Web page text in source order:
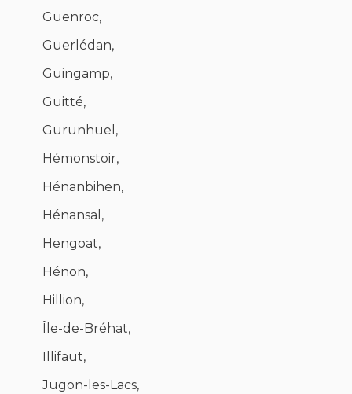
Guenroc,
Guerlédan,
Guingamp,
Guitté,
Gurunhuel,
Hémonstoir,
Hénanbihen,
Hénansal,
Hengoat,
Hénon,
Hillion,
Île-de-Bréhat,
Illifaut,
Jugon-les-Lacs,